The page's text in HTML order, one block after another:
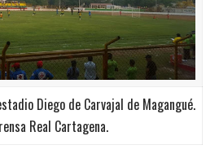
Diego de Carvajal de Magangué.
Real Cartagena.